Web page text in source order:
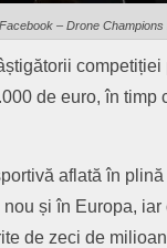
– Drone Champions
de euro, în
aflată în
nou și în Europa,
de zeci de